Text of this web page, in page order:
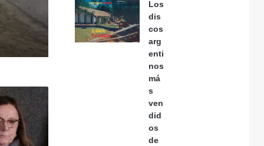
Los
dis
cos
arg
enti
nos
má
s
ven
did
os
de